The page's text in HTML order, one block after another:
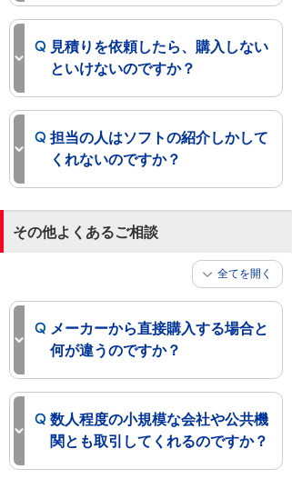
見積りを依頼したら、購入しない
といけないのですか？
担当の人はソフトの紹介しかして
くれないのですか？
その他よくあるご相談
全てを開く
メーカーから直接購入する場合と
何が違うのですか？
数人程度の小規模な会社や公共機
関とも取引してくれるのですか？